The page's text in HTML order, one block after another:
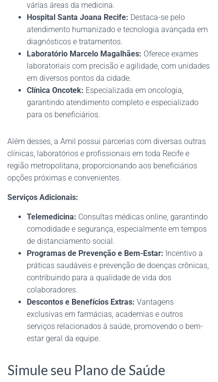
várias áreas da medicina.
Hospital Santa Joana Recife: Destaca-se pelo
atendimento humanizado e tecnologia avançada em
diagnósticos e tratamentos.
Laboratório Marcelo Magalhães: Oferece exames
laboratoriais com precisão e agilidade, com unidades
em diversos pontos da cidade.
Clínica Oncotek: Especializada em oncologia,
garantindo atendimento completo e especializado
para os beneficiários.
Além desses, a Amil possui parcerias com diversas outras
clínicas, laboratórios e profissionais em toda Recife e
região metropolitana, proporcionando aos beneficiários
opções próximas e convenientes.
Serviços Adicionais:
Telemedicina: Consultas médicas online, garantindo
comodidade e segurança, especialmente em tempos
de distanciamento social.
Programas de Prevenção e Bem-Estar: Incentivo a
práticas saudáveis e prevenção de doenças crônicas,
contribuindo para a qualidade de vida dos
colaboradores.
Descontos e Benefícios Extras: Vantagens
exclusivas em farmácias, academias e outros
serviços relacionados à saúde, promovendo o bem-
estar geral da equipe.
Simule seu Plano de Saúde